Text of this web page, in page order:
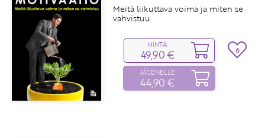
Meitä liikuttava voima ja miten se
vahvistuu
HINTA
49,90 €
JÄSENELLE
44,90 €
6